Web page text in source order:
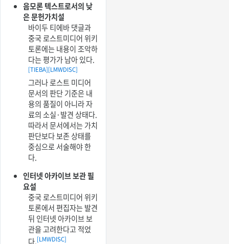
음모론 텍스트로서의 낮
은 문헌가치설
바이두 티에바 댓글과
중국 로스트미디어 위키
토론에는 내용이 조악하
다는 평가가 남아 있다.
[TIEBA][LMWDISC]
그러나 로스트 미디어
문서의 판단 기준은 내
용의 품질이 아니라 자
료의 소실·발견 상태다.
따라서 문서에서는 가치
판단보다 보존 상태를
중심으로 서술해야 한
다.
인터넷 아카이브 보관 필
요설
중국 로스트미디어 위키
토론에서 편집자는 발견
뒤 인터넷 아카이브 보
관을 고려한다고 적었
다.[LMWDISC]